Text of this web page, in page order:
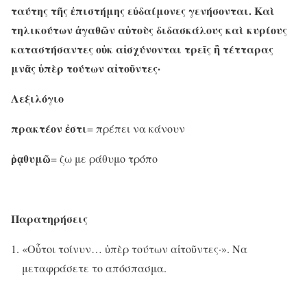
ταύτης τῆς ἐπιστήμης εὐδαίμονες γενήσονται. Καὶ
τηλικούτων ἀγαθῶν αὑτοὺς διδασκάλους καὶ κυρίους
καταστήσαντες οὐκ αἰσχύνονται τρεῖς ἢ τέτταρας
μνᾶς ὑπὲρ τούτων αἰτοῦντες·
Λεξιλόγιο
πρακτέον ἐστι= πρέπει να κάνουν
ῥᾳθυμῶ= ζω με ράθυμο τρόπο
Παρατηρήσεις
«Οὗτοι τοίνυν… ὑπὲρ τούτων αἰτοῦντες·». Να
μεταφράσετε το απόσπασμα.